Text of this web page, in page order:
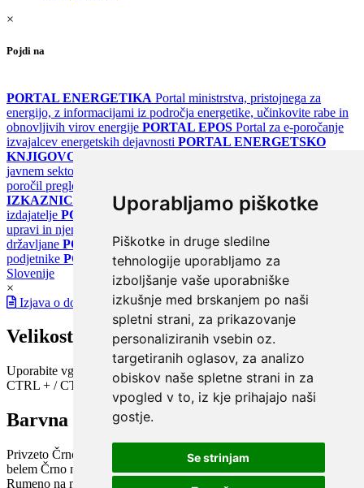
Uporabljamo piškotke
Piškotke in druge sledilne
tehnologije uporabljamo za
izboljšanje vaše uporabniške
izkušnje med brskanjem po naši
spletni strani, za prikazovanje
personaliziranih vsebin oz.
targetiranih oglasov, za analizo
obiskov naše spletne strani in za
vpogled v to, iz kje prihajajo naši
gostje.
Se strinjam
×
Pojdi na
PORTAL ENERGETIKA Portal ministrstva, pristojnega za
energijo, z informacijami iz področja energetike, učinkovite rabe in
obnovljivih virov energije PORTAL EPOS Portal za e-poročanje
izvajalcev energetskih dejavnosti PORTAL ENERGETSKO
KNJIGOVODSTVO
javnem sektorju
poročil pregledov klimatskih sistemov
IZKAZNICE
Register energetskih izkaznic - za izdelovalce in
izdajatelje PORTAL GOV.SI Osrednje spletno mesto o državni
upravi in njenih storitvah
državljane PORTAL SPOT Državni portal za podjetja in
podjetnike PORTAL OPSI Državni portal odprtih podatkov
Slovenije
×
Izjava o dostopnosti
Velikost pisave
Uporabite vgrajeno funkcijo brskalnika
CTRL + / CTRL -
Barvna shema
Privzeto Črno na belem Belo na črnem Črno na bež
belem Črno na zelenem
Modro na rumenem
Rumeno na modrem
Turkizno na črnem Črno na vijoličnem